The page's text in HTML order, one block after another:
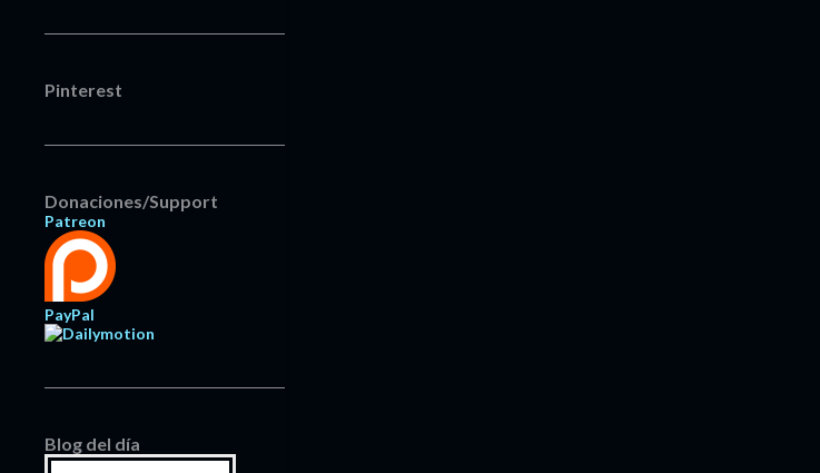
Pinterest
Donaciones/Support
Patreon
PayPal
Blog del día